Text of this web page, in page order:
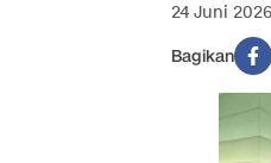
24 Juni
Bagikan